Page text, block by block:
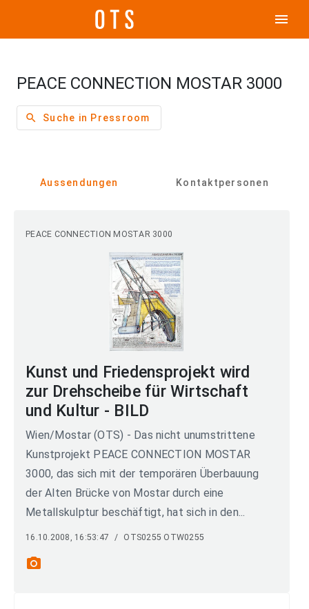
menu
PEACE CONNECTION MOSTAR 3000
search Suche in Pressroom
Aussendungen Kontaktpersonen
PEACE CONNECTION MOSTAR 3000
Kunst und Friedensprojekt wird
zur Drehscheibe für Wirtschaft
und Kultur - BILD
Wien/Mostar (OTS) - Das nicht unumstrittene
Kunstprojekt PEACE CONNECTION MOSTAR
3000, das sich mit der temporären Überbauung
der Alten Brücke von Mostar durch eine
Metallskulptur beschäftigt, hat sich in den...
16.10.2008, 16:53:47 / OTS0255 OTW0255
photo_camera